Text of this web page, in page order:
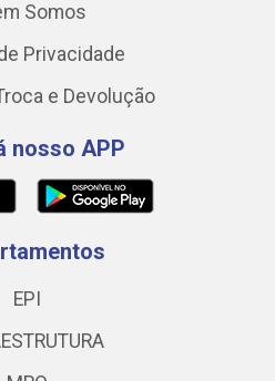
Somos
Privacidade
e Devolução
nosso APP
EPI